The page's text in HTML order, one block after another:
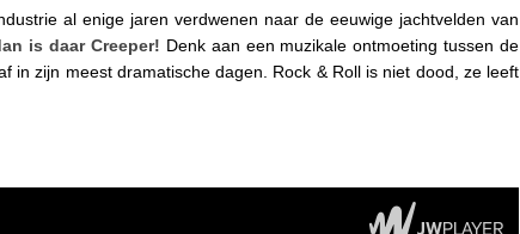
al enige jaren verdwenen naar de eeuwige jachtvelden van
is daar Creeper! Denk aan een muzikale ontmoeting tussen de
in zijn meest dramatische dagen. Rock & Roll is niet dood, ze leeft